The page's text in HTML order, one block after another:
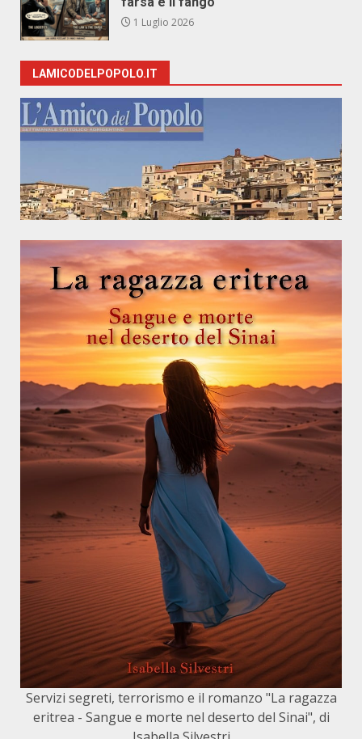
1 Luglio 2026
LAMICODELPOPOLO.IT
Servizi segreti, terrorismo e il romanzo "La ragazza
eritrea - Sangue e morte nel deserto del Sinai", di